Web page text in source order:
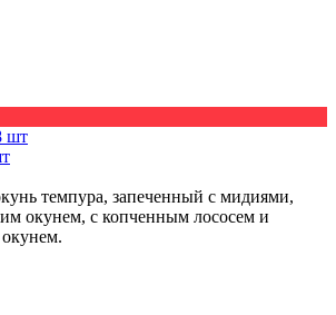
темпура, запеченный с мидиями,
окунем, с копченным лососем и